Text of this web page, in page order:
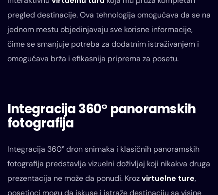
pregled destinacije. Ova tehnologija omogućava da se na
jednom mestu objedinjavaju sve korisne informacije,
čime se smanjuje potreba za dodatnim istraživanjem i
omogućava brža i efikasnija priprema za posetu.
Integracija 360° panoramskih
fotografija
Integracija 360° dron snimaka i klasičnih panoramskih
fotografija predstavlja vizuelni doživljaj koji nikakva druga
prezentacija ne može da ponudi. Krozvirtuelne ture,
posetioci mogu da iskuse i istraže destinaciju sa visine